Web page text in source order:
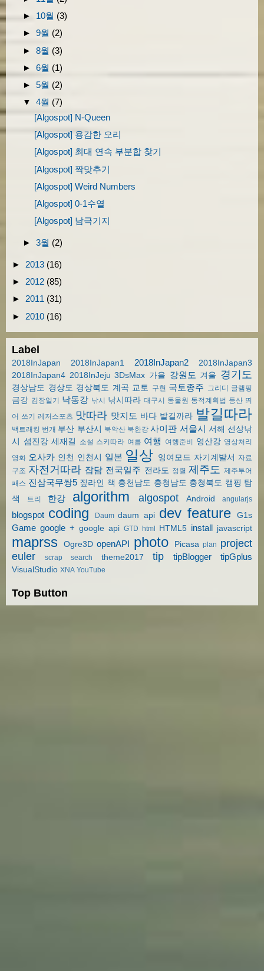
► 10월 (3)
► 9월 (2)
► 8월 (3)
► 6월 (1)
► 5월 (2)
▼ 4월 (7)
[Algospot] N-Queen
[Algospot] 용감한 오리
[Algospot] 최대 연속 부분합 찾기
[Algospot] 짝맞추기
[Algospot] Weird Numbers
[Algospot] 0-1수열
[Algospot] 남극기지
► 3월 (2)
► 2013 (16)
► 2012 (85)
► 2011 (31)
► 2010 (16)
Label
2018InJapan 2018InJapan1 2018InJapan2
2018InJapan3
2018InJapan4 2018InJeju 3DsMax 가을 강원도 겨울 경기도
경상남도 경상도 경상북도 계곡 교토 구현 국토종주 그리디 글램핑
금강 김장일기 낙동강 낚시 낚시따라 대구시 동물원 동적계획법 등산 띄
어 쓰기
레저스포츠 맛따라 맛지도 바다 발길까라 발길따라
백트래킹 번개 부산 부산시 북악산 북한강 사이판 서울시 서해 선상낚
시
섬진강 세재길 소설 스키따라 여름 여행 여행준비 영산강 영상처리
영화 오사카 인천 인천시 일본 일상 잉여모드 자기계발서
자료
구조 자전거따라 잡담 전국일주 전라도 정렬 제주도 제주투어
패스 진삼국무쌍5 짚라인 책 충천남도 충청남도 충청북도 캠핑 탐
색
트리 한강 algorithm algospot Android angularjs
blogspot coding Daum daum api dev feature G1s
Game google + google api GTD html HTML5 install javascript
maprss Ogre3D openAPI photo Picasa plan project
euler
scrap search theme2017 tip tipBlogger tipGplus
VisualStudio XNA YouTube
Top Button